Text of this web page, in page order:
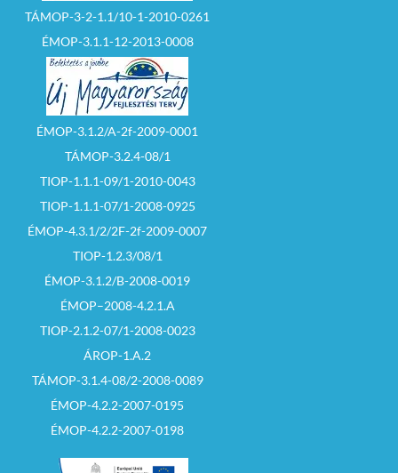
TÁMOP-3-2-1.1/10-1-2010-0261
ÉMOP-3.1.1-12-2013-0008
ÉMOP-3.1.2/A-2f-2009-0001
TÁMOP-3.2.4-08/1
TIOP-1.1.1-09/1-2010-0043
TIOP-1.1.1-07/1-2008-0925
ÉMOP-4.3.1/2/2F-2f-2009-0007
TIOP-1.2.3/08/1
ÉMOP-3.1.2/B-2008-0019
ÉMOP–2008-4.2.1.A
TIOP-2.1.2-07/1-2008-0023
ÁROP-1.A.2
TÁMOP-3.1.4-08/2-2008-0089
ÉMOP-4.2.2-2007-0195
ÉMOP-4.2.2-2007-0198